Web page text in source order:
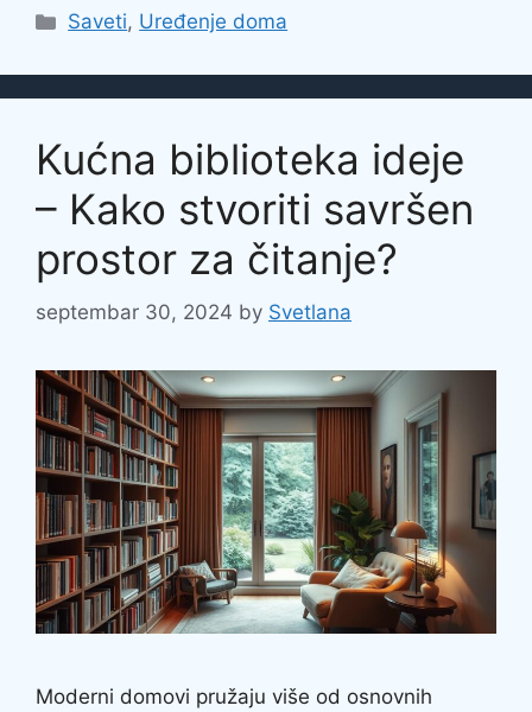
Categories
Saveti, Uređenje doma
Kućna biblioteka ideje
– Kako stvoriti savršen
prostor za čitanje?
septembar 30, 2024 by Svetlana
Moderni domovi pružaju više od osnovnih